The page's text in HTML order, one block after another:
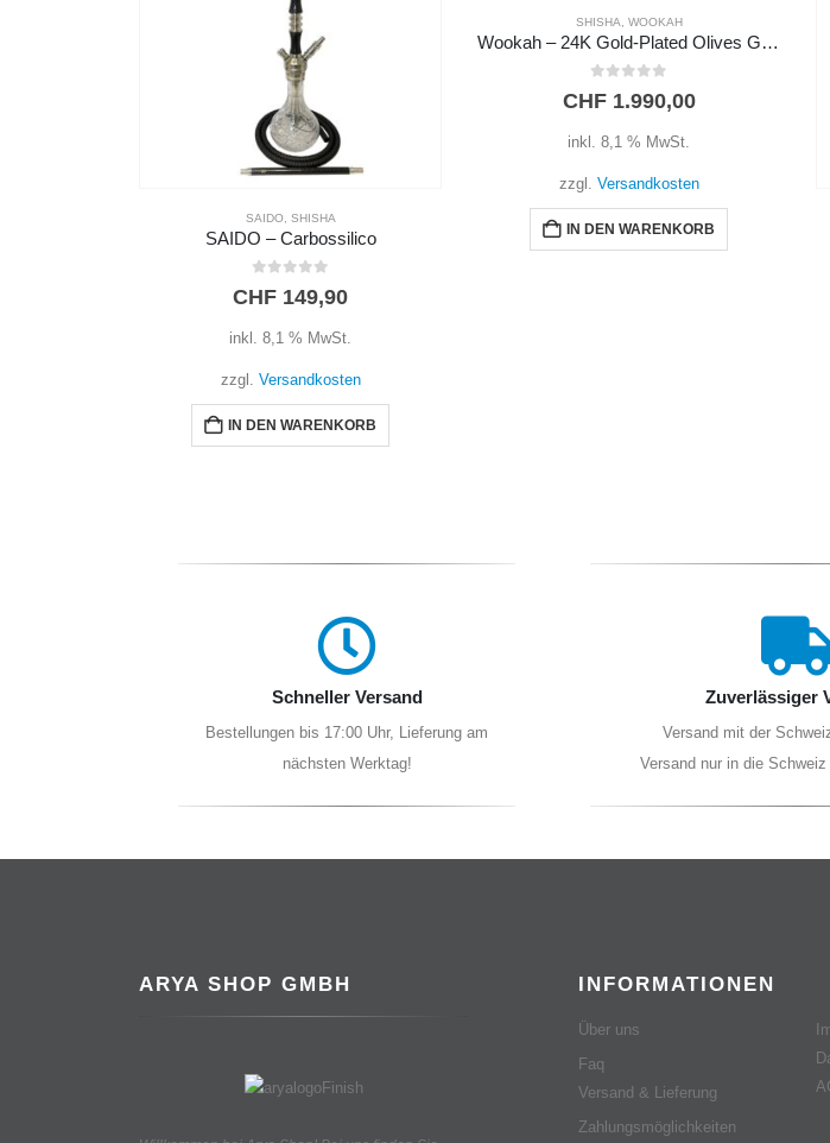
,WOOKAH
out of 5
1.990,00
inkl. 8,1 % MwSt.
IN DEN WARENKORB
NICHT VORRÄTIG
Wookah – Check Grom
Schneller Versand
Bestellungen bis 17:00 Uhr, Lieferung am
nächsten Werktag!
Zuverlässiger
Versand mit der
Versand nur in die
ARYA SHOP GMBH INFORMATIONEN
Über uns
Faq
Versand & Lieferung
Zahlungsmöglichkeiten